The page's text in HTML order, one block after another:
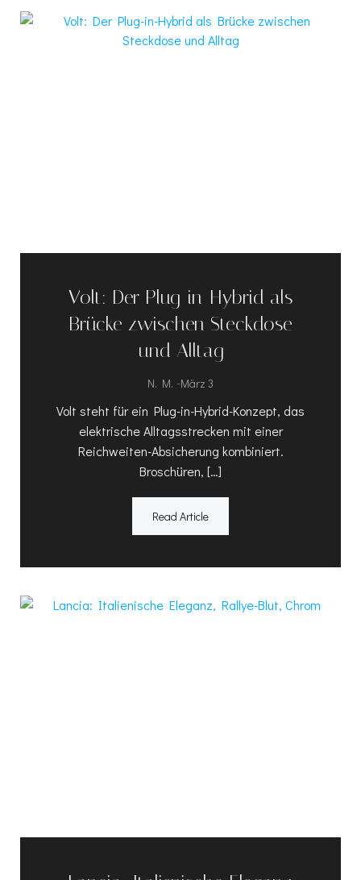
Volt: Der Plug-in-Hybrid als
Brücke zwischen Steckdose
und Alltag
N. M. -März 3
Volt steht für ein Plug-in-Hybrid-Konzept, das
elektrische Alltagsstrecken mit einer
Reichweiten-Absicherung kombiniert.
Broschüren, […]
Read Article